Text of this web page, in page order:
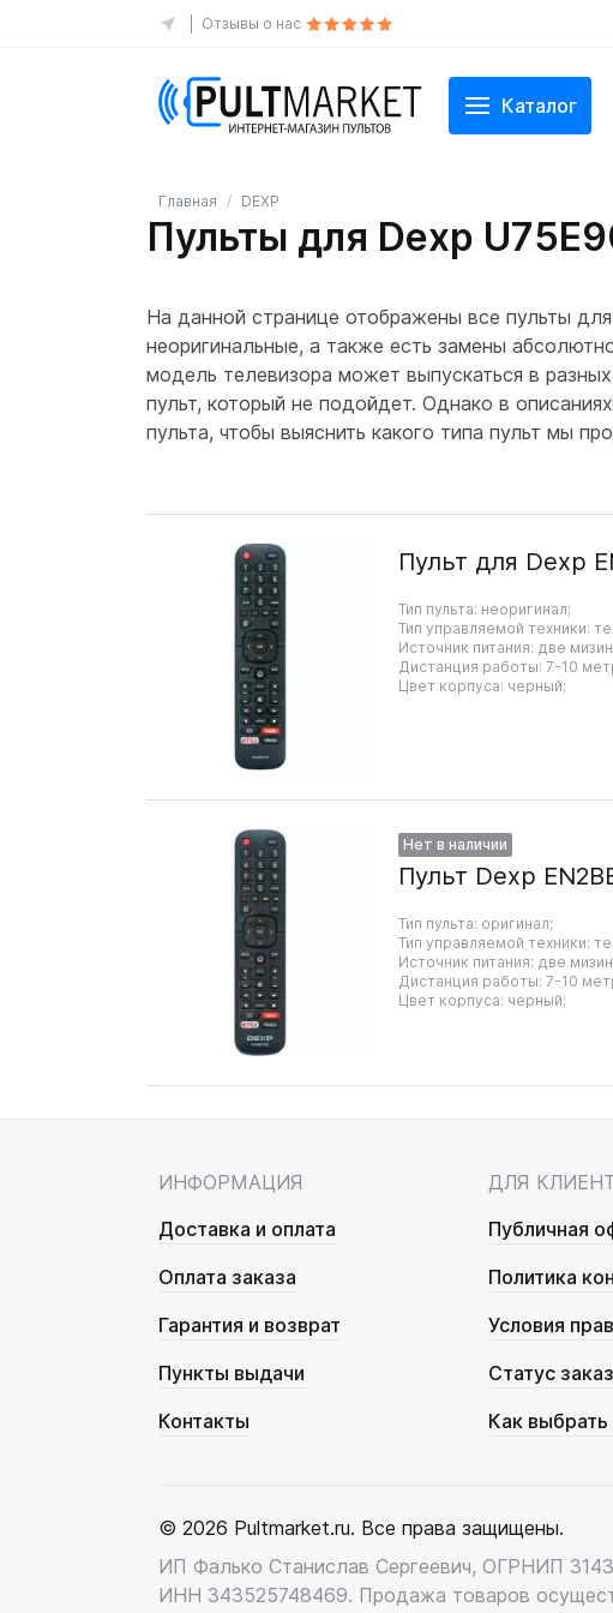
Отзывы о нас
Каталог
Главная DEXP
Пульты для Dexp
На данной странице отображены все пульты
неоригинальные, а также есть замены
модель телевизора может выпускаться в
пульт, который не подойдет. Однако в
пульта, чтобы выяснить какого типа пульт мы
Пульт для Dexp
Тип пульта: неоригинал;
Тип управляемой техники:
Источник питания: две
Дистанция работы: 7-10
Цвет корпуса: черный;
Нет в наличии
Пульт Dexp
Тип пульта: оригинал;
Тип управляемой техники:
Источник питания: две
Дистанция работы: 7-10
Цвет корпуса: черный;
ИНФОРМАЦИЯ
Доставка и оплата
Оплата заказа
Гарантия и возврат
Пункты выдачи
Контакты
ДЛЯ
Публичная
Политика
Условия
Статус
Как выбрать
© 2026 Pultmarket.ru. Все права защищены.
ИП Фалько Станислав Сергеевич, ОГРНИП
ИНН 343525748469. Продажа товаров